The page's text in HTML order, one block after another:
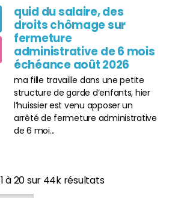
quid du salaire, des
droits chômage sur
fermeture
administrative de 6 mois
échéance août 2026
ma fille travaille dans une petite
structure de garde d’enfants, hier
l’huissier est venu apposer un
arrêté de fermeture administrative
de 6 moi...
1 à 20 sur 44k résultats